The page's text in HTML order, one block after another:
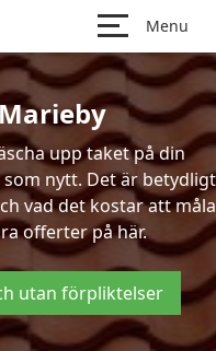
Menu
upp taket på din
nytt. Det är betydligt
vad det kostar att måla
offerter på här.
utan förpliktelser